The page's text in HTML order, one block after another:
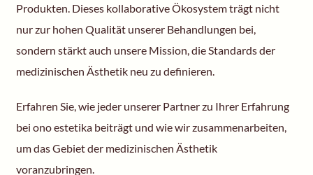
Produkten. Dieses kollaborative Ökosystem trägt nicht
nur zur hohen Qualität unserer Behandlungen bei,
sondern stärkt auch unsere Mission, die Standards der
medizinischen Ästhetik neu zu definieren.
Erfahren Sie, wie jeder unserer Partner zu Ihrer Erfahrung
bei ono estetika beiträgt und wie wir zusammenarbeiten,
um das Gebiet der medizinischen Ästhetik
voranzubringen.